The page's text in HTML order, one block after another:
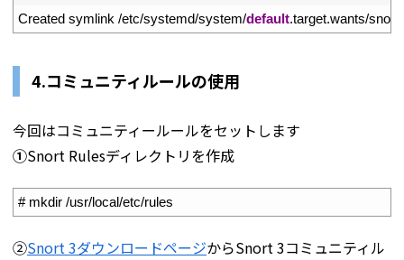
Created symlink /etc/systemd/system/default.target.wants/
4.コミュニティルールの使用
今回はコミュニティールールをセットします
①Snort Rulesディレクトリを作成
# mkdir /usr/local/etc/rules
➁Snort 3ダウンロードページからSnort 3コミュニティル